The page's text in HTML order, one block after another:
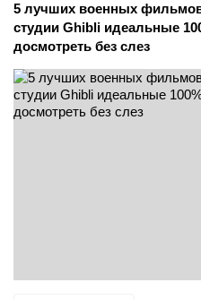
5 лучших военных
студии Ghibli идеальные
досмотреть без слез